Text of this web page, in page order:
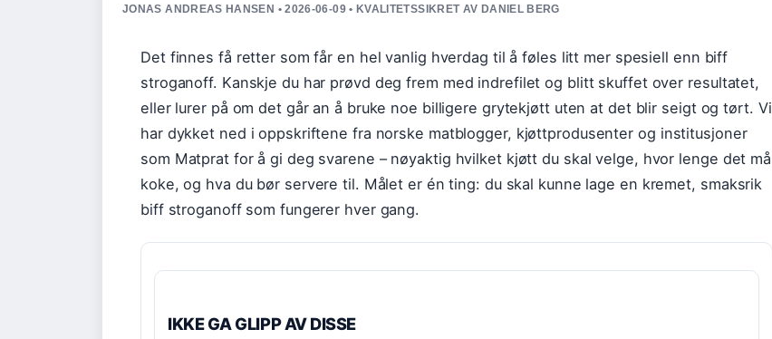
JONAS ANDREAS HANSEN • 2026-06-09 • KVALITETSSIKRET AV DANIEL BERG
Det finnes få retter som får en hel vanlig hverdag til å føles litt mer spesiell enn biff
stroganoff. Kanskje du har prøvd deg frem med indrefilet og blitt skuffet over resultatet,
eller lurer på om det går an å bruke noe billigere grytekjøtt uten at det blir seigt og tørt. Vi
har dykket ned i oppskriftene fra norske matblogger, kjøttprodusenter og institusjoner
som Matprat for å gi deg svarene – nøyaktig hvilket kjøtt du skal velge, hvor lenge det må
koke, og hva du bør servere til. Målet er én ting: du skal kunne lage en kremet, smaksrik
biff stroganoff som fungerer hver gang.
IKKE GA GLIPP AV DISSE